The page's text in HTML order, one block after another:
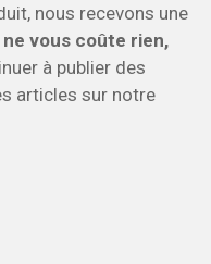
nous recevons une
ne vous coûte rien,
à publier des
articles sur notre